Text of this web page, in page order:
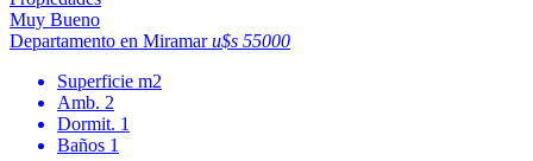
Muy Bueno
Departamento en Miramaru$s 55000
Superficie m2
Amb. 2
Dormit. 1
Baños 1